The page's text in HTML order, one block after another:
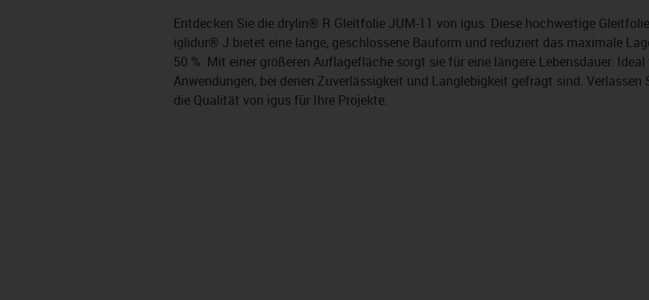
Entdecken Sie die drylin® R Gleitfolie JUM-11 von igus. Diese hochwertige
iglidur® J bietet eine lange, geschlossene Bauform und reduziert das maximale
50 %. Mit einer größeren Auflagefläche sorgt sie für eine längere Lebensdauer.
Anwendungen, bei denen Zuverlässigkeit und Langlebigkeit gefragt sind. Verlassen
die Qualität von igus für Ihre Projekte.